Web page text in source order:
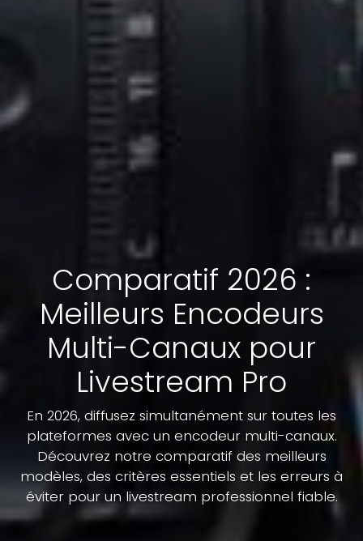
Comparatif 2026 :
Meilleurs Encodeurs
Multi-Canaux pour
Livestream Pro
En 2026, diffusez simultanément sur toutes les
plateformes avec un encodeur multi-canaux.
Découvrez notre comparatif des meilleurs
modèles, des critères essentiels et les erreurs à
éviter pour un livestream professionnel fiable.